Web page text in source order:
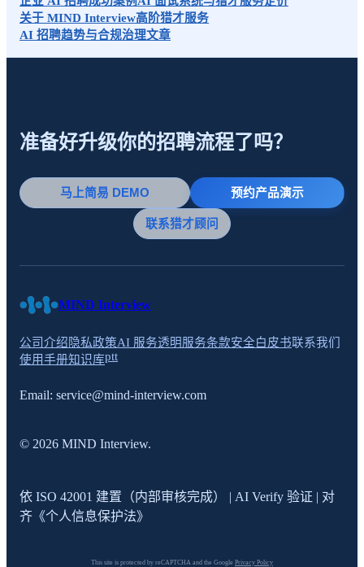
关于 MIND Interview高阶猎才服务
AI 招聘趋势与合规治理文章
准备好升级你的招聘流程了吗？
马上简易 DEMO 预约产品演示
联系猎才顾问
MIND Interview
公司介绍隐私政策AI 服务透明服务条款安全白皮书联系我们
使用手册知识库ptt
Email: service@mind-interview.com
© 2026 MIND Interview.
依 ISO 42001 建置（内部审核完成） | AI Verify 验证 | 对
齐《个人信息保护法》
This site is protected by reCAPTCHA and the Google Privacy Policy